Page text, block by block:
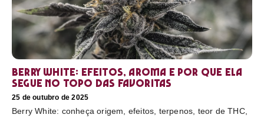
Berry White: efeitos, aroma e por que ela
segue no topo das favoritas
25 de outubro de 2025
Berry White: conheça origem, efeitos, terpenos, teor de THC,